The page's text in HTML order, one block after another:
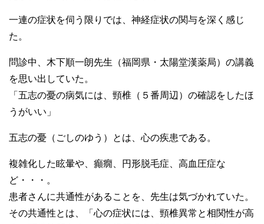
一連の症状を伺う限りでは、神経症状の関与を深く感じ
た。
問診中、木下順一朗先生（福岡県・太陽堂漢薬局）の講義
を思い出していた。
「五志の憂の病気には、頸椎（５番周辺）の確認をしたほ
うがいい」
五志の憂（ごしのゆう）とは、心の疾患である。
複雑化した眩暈や、癲癇、円形脱毛症、高血圧症な
ど・・・。
患者さんに共通性があることを、先生は気づかれていた。
その共通性とは、「心の症状には、頸椎異常と相関性が高